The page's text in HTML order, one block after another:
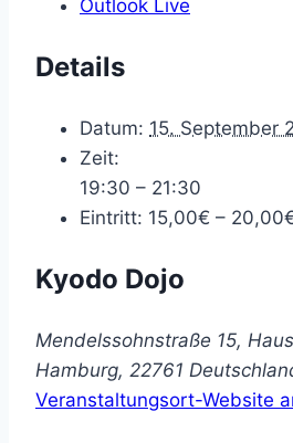
Outlook Live
Details
Datum: 15. September
Zeit:
19:30 – 21:30
Eintritt: 15,00€ –
Kyodo Dojo
Mendelssohnstraße 15,
Hamburg, 22761
Veranstaltungsort-Website